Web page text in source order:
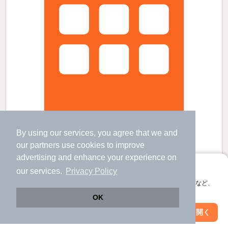
By using our services, you agree that we and
our partners use cookies to improve
advertising and enhance your experience on
our services.
Privacy Policy
OK
アプリに切り替えて、サクサクお部屋探し
会員登録なしですぐ使える。マップ検索やお気に入り保存など、
アプリを開く
須磨海浜公園駅より徒歩8分 築37年5ヶ月 4階建の賃貸物件
東須磨駅 歩
分 （山電本線）
須磨海浜公園駅 歩
ほか3駅（徒歩20分圏内）
兵庫県神戸市須磨区戸政町4丁目
絞り込み条件を変更